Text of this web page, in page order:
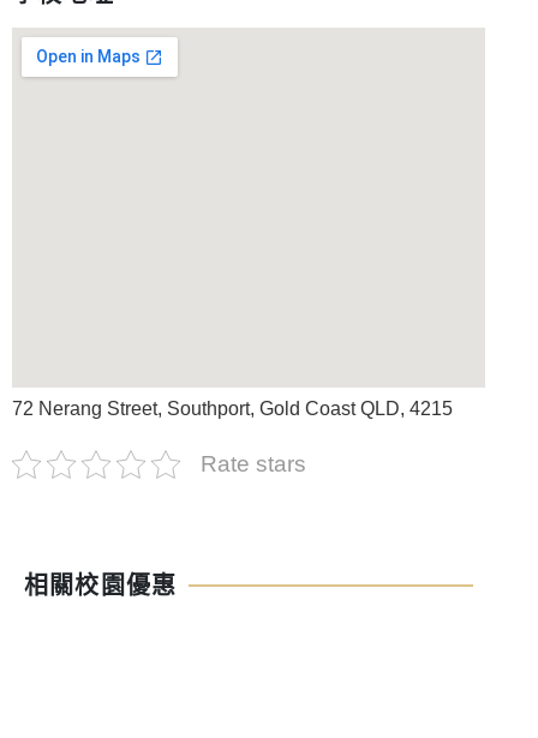
72 Nerang Street, Southport, Gold Coast QLD, 4215
Rate stars
相關校園優惠